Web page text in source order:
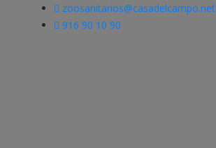
zoosanitarios@casadelcampo.net
916 90 10 90